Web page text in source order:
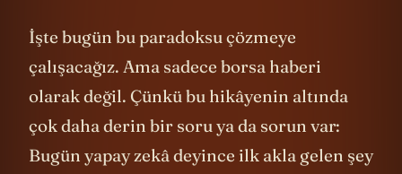
İşte bugün bu paradoksu çözmeye
çalışacağız. Ama sadece borsa haberi
olarak değil. Çünkü bu hikâyenin altında
çok daha derin bir soru ya da sorun var:
Bugün yapay zekâ deyince ilk akla gelen şey